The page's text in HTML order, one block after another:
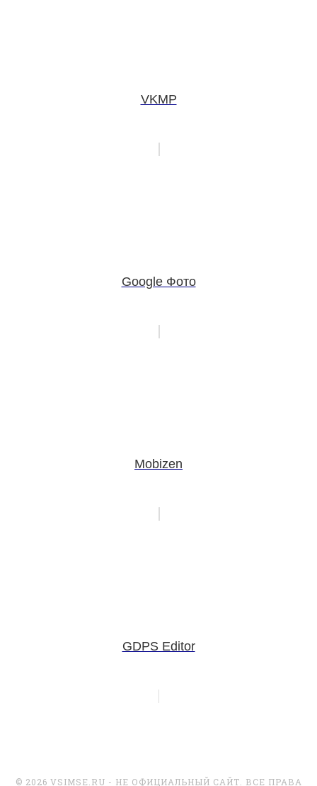
VKMP
Google Фото
Mobizen
GDPS Editor
© 2026 VSIMSE.RU - НЕ ОФИЦИАЛЬНЫЙ САЙТ. ВСЕ ПРАВА